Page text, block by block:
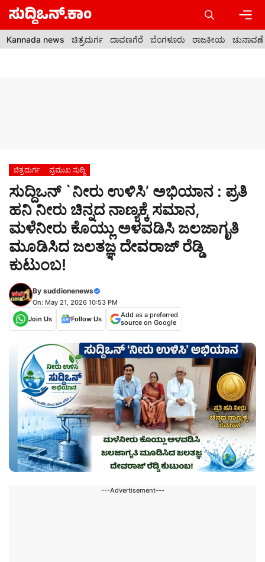
Skip
content
Kannada news ಚಿತ್ರದುರ್ಗ ದಾವಣಗೆರೆ ಬೆಂಗಳೂರು ರಾಜಕೀಯ ಚುನಾವಣೆ
ಚಿತ್ರದುರ್ಗ ಪ್ರಮುಖ ಸುದ್ದಿ
ಸುದ್ದಿಒನ್ `ನೀರು ಉಳಿಸಿ’ ಅಭಿಯಾನ : ಪ್ರತಿ
ಹನಿ ನೀರು ಚಿನ್ನದ ನಾಣ್ಯಕ್ಕೆ ಸಮಾನ,
ಮಳೆನೀರು ಕೊಯ್ಲು ಅಳವಡಿಸಿ ಜಲಜಾಗೃತಿ
ಮೂಡಿಸಿದ ಜಲತಜ್ಞ ದೇವರಾಜ್ ರೆಡ್ಡಿ
ಕುಟುಂಬ!
By suddionenews
On: May 21, 2026 10:53 PM
Join Us
Follow Us
Add as a preferred
source on Google
---Advertisement---